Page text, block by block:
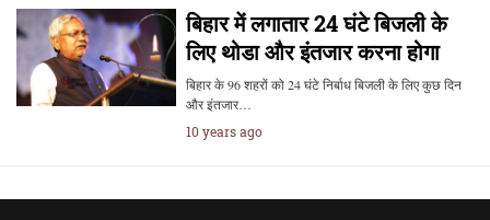
बिहार में लगातार 24 घंटे बिजली के
लिए थोडा और इंतजार करना होगा
बिहार के 96 शहरों को 24 घंटे निर्बाध बिजली के लिए कुछ दिन
और इंतजार…
10 years ago